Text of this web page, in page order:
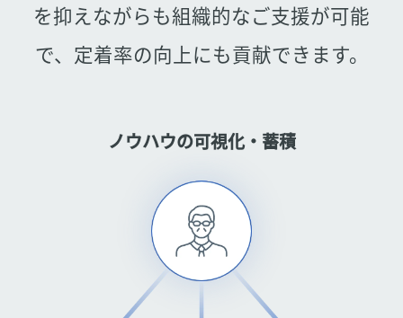
を抑えながらも組織的なご支援が可能
で、定着率の向上にも貢献できます。
ノウハウの可視化・蓄積